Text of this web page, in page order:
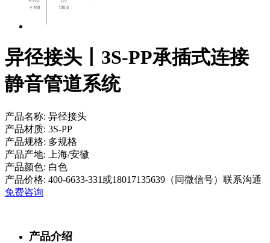
异径接头丨3S-PP承插式连接
静音管道系统
产品名称: 异径接头
产品材质: 3S-PP
产品规格: 多规格
产品产地:
上海/安徽
产品颜色: 白色
产品价格: 400-6633-331或18017135639（同微信号）联系沟通
免费咨询
产品介绍